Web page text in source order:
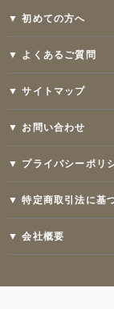
▼ 初めての方へ
▼ よくあるご質問
▼ サイトマップ
▼ お問い合わせ
▼ プライバシーポリ
▼ 特定商取引法に基
▼ 会社概要